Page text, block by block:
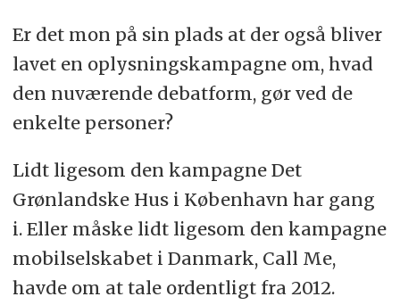
Er det mon på sin plads at der også bliver
lavet en oplysningskampagne om, hvad
den nuværende debatform, gør ved de
enkelte personer?
Lidt ligesom den kampagne Det
Grønlandske Hus i København har gang
i. Eller måske lidt ligesom den kampagne
mobilselskabet i Danmark, Call Me,
havde om at tale ordentligt fra 2012.